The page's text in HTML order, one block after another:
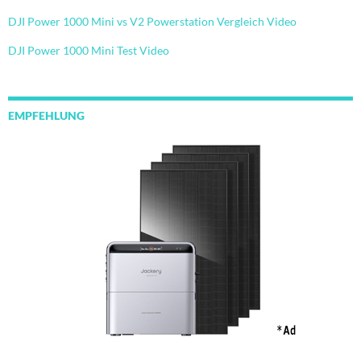
DJI Power 1000 Mini vs V2 Powerstation Vergleich Video
DJI Power 1000 Mini Test Video
EMPFEHLUNG